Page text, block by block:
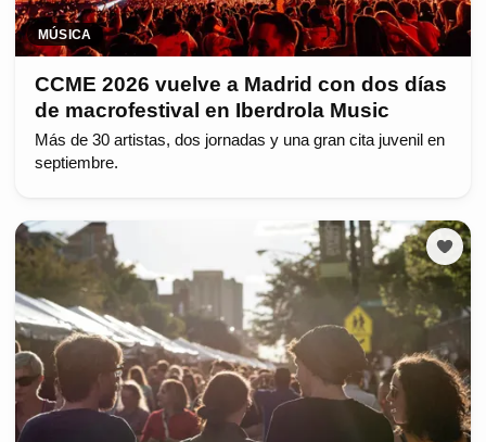
MÚSICA
CCME 2026 vuelve a Madrid con dos días
de macrofestival en Iberdrola Music
Más de 30 artistas, dos jornadas y una gran cita juvenil en
septiembre.